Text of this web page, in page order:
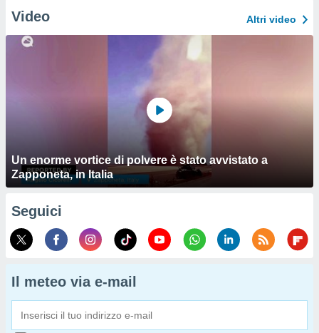
Video Altri video
Un enorme vortice di polvere è stato avvistato a
Zapponeta, in Italia
Seguici
Il meteo via e-mail